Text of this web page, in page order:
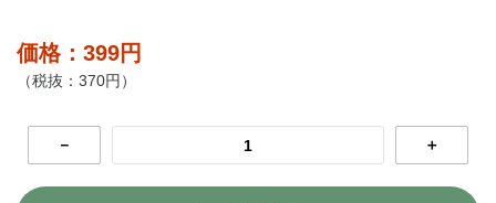
価格：399円
（税抜：370円）
－ ＋